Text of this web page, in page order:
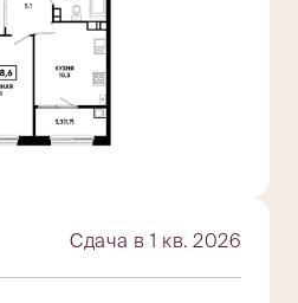
Сдача в 1 кв. 2026